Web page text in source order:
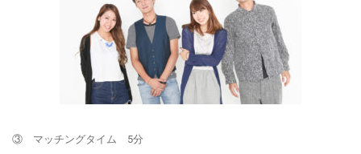
③ マッチングタイム 5分